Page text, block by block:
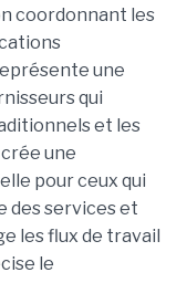
coordonnant les
une
qui
et les
une
pour ceux qui
services et
les flux de travail
le